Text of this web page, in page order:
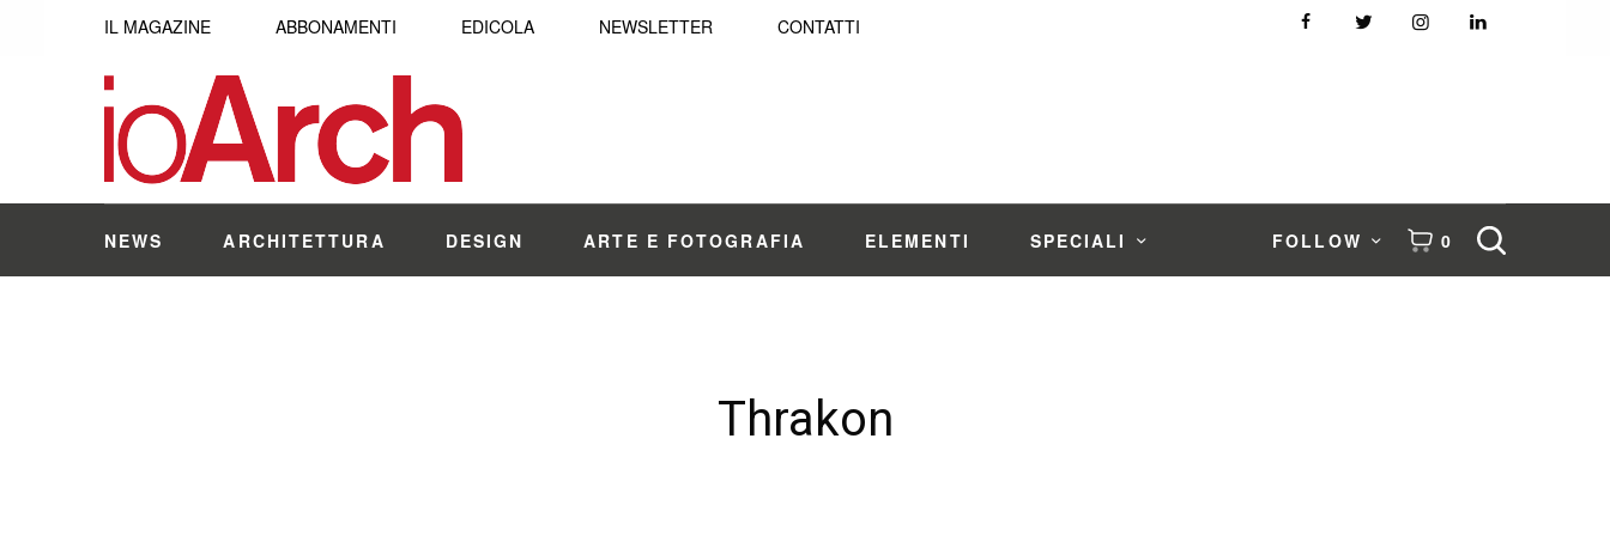
IL MAGAZINE ABBONAMENTI EDICOLA NEWSLETTER CONTATTI
NEWS ARCHITETTURA DESIGN ARTE E FOTOGRAFIA ELEMENTI SPECIALI FOLLOW 0
Thrakon